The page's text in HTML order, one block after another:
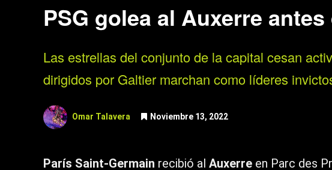
PSG golea al Auxerre
Las estrellas del conjunto de la capital cesan
dirigidos por Galtier marchan como líderes
Omar Talavera Noviembre 13, 2022
París Saint-Germain recibió al Auxerre en Parc des